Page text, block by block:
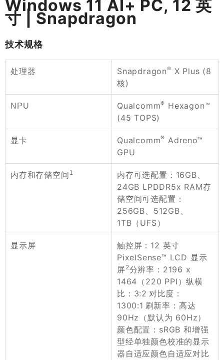
Windows 11 AI+ PC, 12 英
寸 | Snapdragon
技术规格
处理器 Snapdragon® X Plus (8
核)
NPU Qualcomm® Hexagon™
(45 TOPS)
显卡 Qualcomm® Adreno™
GPU
内存和存储空间 1
内存可选配置：16GB、
24GB LPDDR5x RAM存
储空间可选配置：
256GB、512GB、
1TB（UFS）
显示屏
触控屏：12 英寸
PixelSense™ LCD 显示
屏2分辨率：2196 x
1464（220 PPI）纵横
比：3:2 对比度：
1300:1 刷新率：高达
90Hz（默认为 60Hz）
颜色配置：sRGB 和增强
型经单独颜色校准的显示
器自适应颜色自适应对比